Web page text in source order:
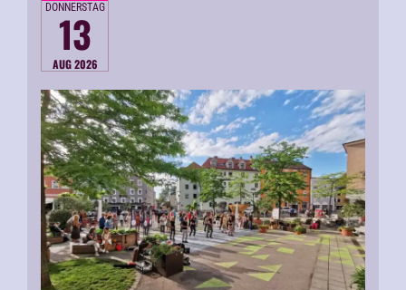
DONNERSTAG
13
AUG 2026